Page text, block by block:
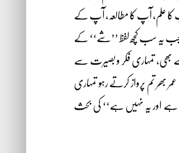
آپ کا علم، آپ کا مطالعہ، آپ کے
جب یہ سب کچھ لفظ ’’شے‘‘ کے
بھی، تمہاری فکر و بصیرت سے
تم پرواز کرتے رہو تمہاری
یہ ہے اور یہ نہیں ہے‘‘ کی بحث